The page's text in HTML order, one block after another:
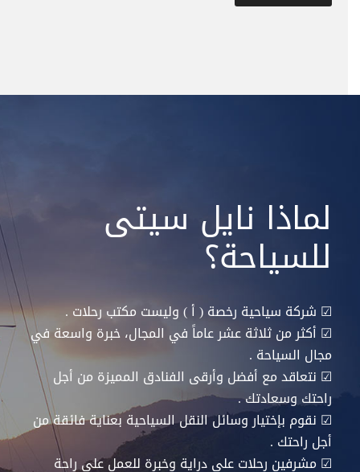
لماذا نايل سيتى
للسياحة؟
☑ شركة سياحية رخصة ( أ ) وليست مكتب رحلات .
☑ أكثر من ثلاثة عشر عاماً في المجال، خبرة واسعة في
مجال السياحة .
☑ نتعاقد مع أفضل وأرقى الفنادق المميزة من أجل
راحتك وسعادتك .
☑ نقوم بإختيار وسائل النقل السياحية بعناية فائقة من
أجل راحتك .
☑مشرفين رحلات على دراية وخبرة للعمل علي راحة